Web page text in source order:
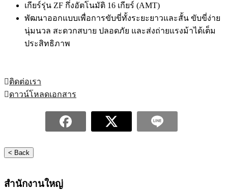
เกียร์รุ่น ZF กึ่งอัตโนมัติ 16 เกียร์ (AMT)
พัฒนาออกแบบเพื่อการขับขี่ทั้งระยะยาวและสั้น ขับขี่ง่าย
นุ่มนวล สะดวกสบาย ปลอดภัย และส่งถ่ายแรงม้าได้เต็ม
ประสิทธิภาพ
ติดต่อเรา
ดาวน์โหลดเอกสาร
< Back
สำนักงานใหญ่